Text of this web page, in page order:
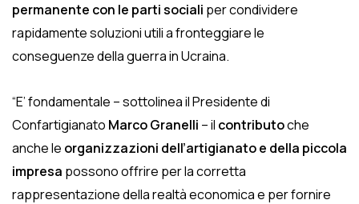
permanente con le parti sociali per condividere
rapidamente soluzioni utili a fronteggiare le
conseguenze della guerra in Ucraina.
“E’ fondamentale – sottolinea il Presidente di
Confartigianato Marco Granelli – il contributoche
anche le organizzazioni dell’artigianato e della piccola
impresa possono offrire per la corretta
rappresentazione della realtà economica e per fornire